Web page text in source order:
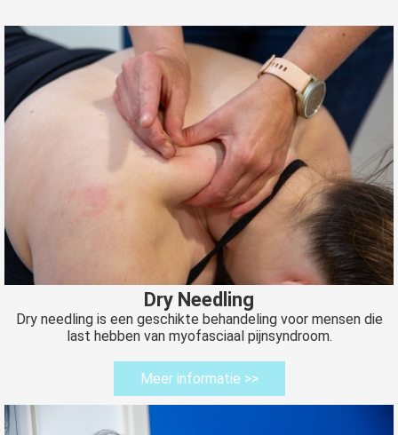
Dry Needling
Dry needling is een geschikte behandeling voor mensen die
last hebben van myofasciaal pijnsyndroom.
Meer informatie >>